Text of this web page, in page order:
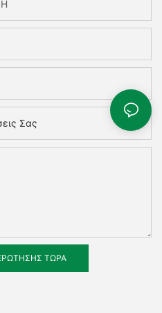
Σας
ΤΏΡΑ